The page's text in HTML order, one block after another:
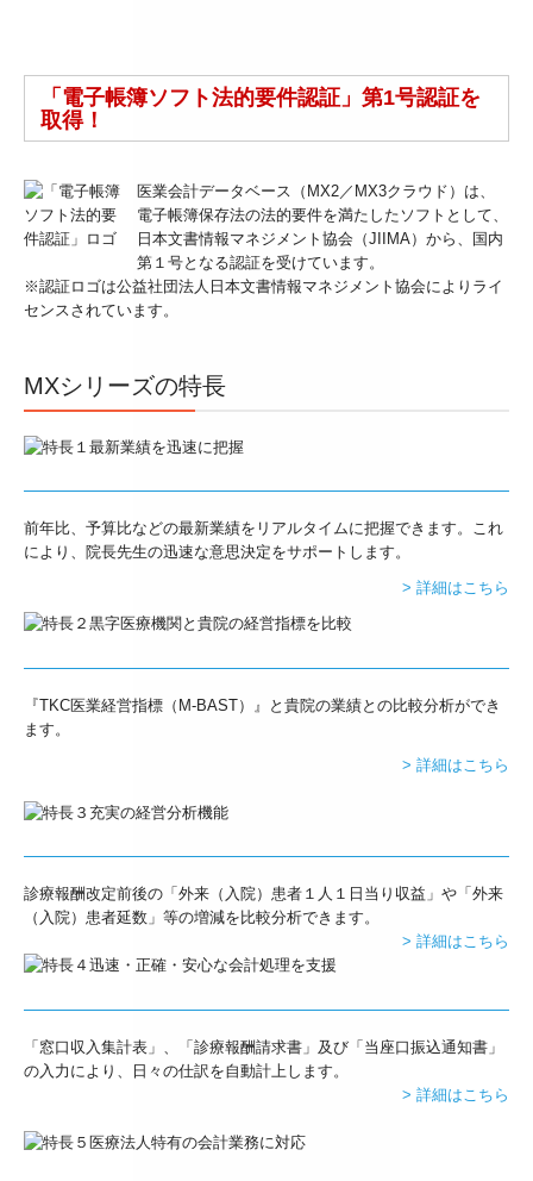
採用情報
採用メッセージ
スタッフインタビュー
キャリアアップ・教育制度
税務顧問契約
料金案内
補助金・助成金・融資情報
プライバシーポリシー
「電子帳簿ソフト法的要件認証」第1号認証を
取得！
医業会計データベース（MX2／MX3クラウド）は、
電子帳簿保存法の法的要件を満たしたソフトとして、
日本文書情報マネジメント協会（JIIMA）から、国内
第１号となる認証を受けています。
※認証ロゴは公益社団法人日本文書情報マネジメント協会によりライ
センスされています。
MXシリーズの特長
前年比、予算比などの最新業績をリアルタイムに把握できます。これ
により、院長先生の迅速な意思決定をサポートします。
> 詳細はこちら
『TKC医業経営指標（M-BAST）』と貴院の業績との比較分析ができ
ます。
> 詳細はこちら
診療報酬改定前後の「外来（入院）患者１人１日当り収益」や「外来
（入院）患者延数」等の増減を比較分析できます。
> 詳細はこちら
「窓口収入集計表」、「診療報酬請求書」及び「当座口振込通知書」
の入力により、日々の仕訳を自動計上します。
> 詳細はこちら